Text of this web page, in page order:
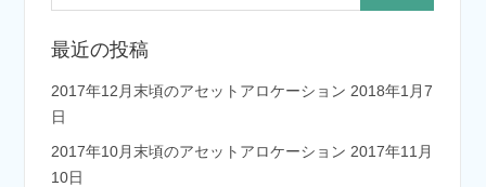
最近の投稿
2017年12月末頃のアセットアロケーション 2018年1月7
日
2017年10月末頃のアセットアロケーション 2017年11月
10日